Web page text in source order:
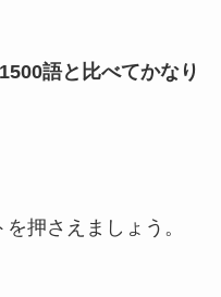
語と比べてかなり
押さえましょう。